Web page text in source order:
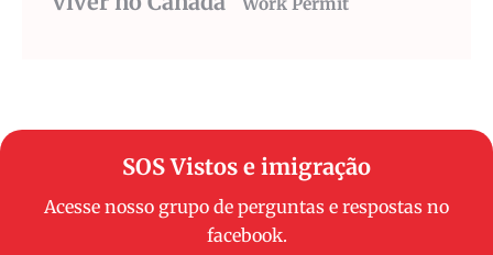
SOS Vistos e imigração
Acesse nosso grupo de perguntas e respostas no
facebook.